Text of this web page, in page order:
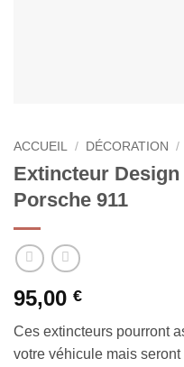
ACCUEIL / DÉCORATION /
Extincteur
Porsche 911
95,00 €
Ces extincteurs pourront
votre véhicule mais